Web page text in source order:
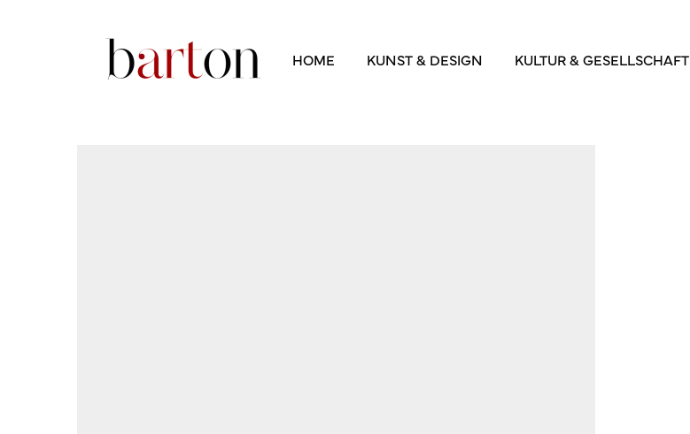
HOME KUNST & DESIGN KULTUR & GESELLSCHAFT